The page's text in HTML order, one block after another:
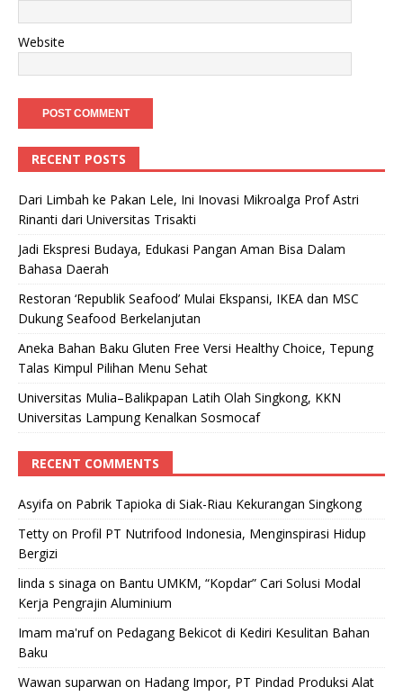
Website
RECENT POSTS
Dari Limbah ke Pakan Lele, Ini Inovasi Mikroalga Prof Astri
Rinanti dari Universitas Trisakti
Jadi Ekspresi Budaya, Edukasi Pangan Aman Bisa Dalam
Bahasa Daerah
Restoran ‘Republik Seafood’ Mulai Ekspansi, IKEA dan MSC
Dukung Seafood Berkelanjutan
Aneka Bahan Baku Gluten Free Versi Healthy Choice, Tepung
Talas Kimpul Pilihan Menu Sehat
Universitas Mulia–Balikpapan Latih Olah Singkong, KKN
Universitas Lampung Kenalkan Sosmocaf
RECENT COMMENTS
Asyifa on Pabrik Tapioka di Siak-Riau Kekurangan Singkong
Tetty on Profil PT Nutrifood Indonesia, Menginspirasi Hidup
Bergizi
linda s sinaga on Bantu UMKM, “Kopdar” Cari Solusi Modal
Kerja Pengrajin Aluminium
Imam ma'rufon Pedagang Bekicot di Kediri Kesulitan Bahan
Baku
Wawan suparwan on Hadang Impor, PT Pindad Produksi Alat